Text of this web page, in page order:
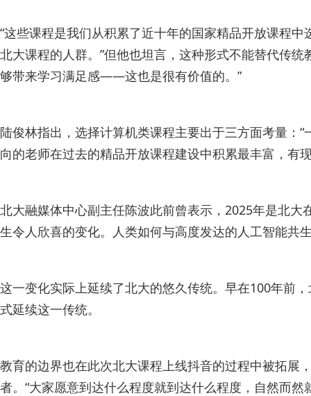
“这些课程是我们从积累了近十年的国家精品开放课程
北大课程的人群。”但他也坦言，这种形式不能替代传
够带来学习满足感——这也是很有价值的。”
陆俊林指出，选择计算机类课程主要出于三方面考量：
向的老师在过去的精品开放课程建设中积累最丰富，有
北大融媒体中心副主任陈波此前曾表示，2025年是北大
生令人欣喜的变化。人类如何与高度发达的人工智能共
这一变化实际上延续了北大的悠久传统。早在100年前
式延续这一传统。
教育的边界也在此次北大课程上线抖音的过程中被拓展
者。“大家愿意到达什么程度就到达什么程度，自然而